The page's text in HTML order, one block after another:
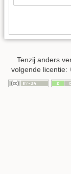
Tenzij anders
volgende licentie: